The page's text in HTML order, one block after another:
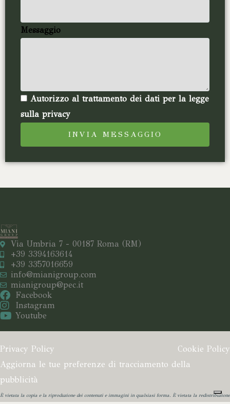
Messaggio
Autorizzo al trattamento dei dati per la legge
sulla privacy
INVIA MESSAGGIO
Via Umbria 7 - 00187 Roma (RM)
+39 3394163614
+39 3357016659
info@mianigroup.com
mianigroup@pec.it
Facebook
Instagram
Youtube
Privacy Policy
Cookie Policy
Aggiorna le tue preferenze di tracciamento della
pubblicità
È vietata la copia e la riproduzione dei contenuti e immagini in qualsiasi forma. È vietata la redistribuzione